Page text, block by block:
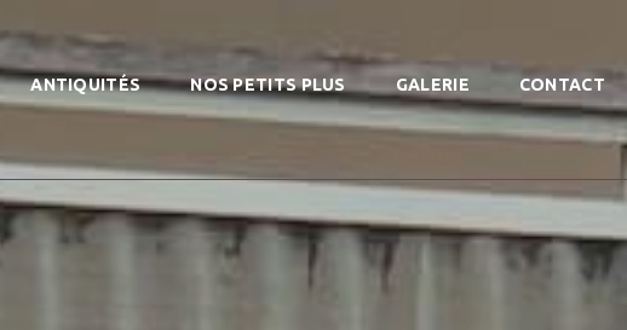
ANTIQUITÉS NOS PETITS PLUS GALERIE CONTACT